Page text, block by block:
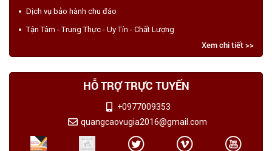
Dịch vụ bảo hành chu đáo
Tận Tâm - Trung Thực - Uy Tín - Chất Lượng
Xem chi tiết >>
HỖ TRỢ TRỰC TUYẾN
+0977009353
quangcaovugia2016@gmail.com